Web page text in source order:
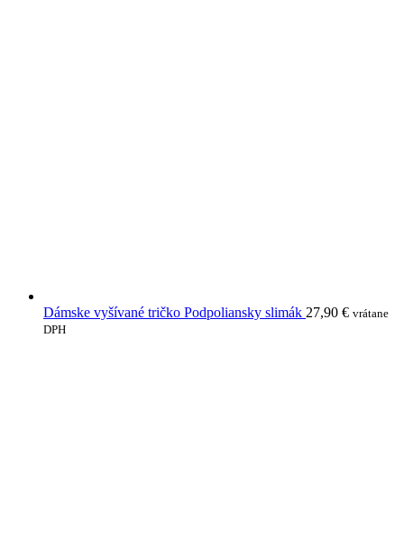
Dámske vyšívané tričko Podpoliansky slimák 27,90 € vrátane
DPH